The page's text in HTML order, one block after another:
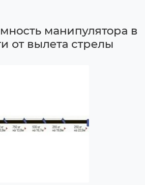
манипулятора в
от вылета стрелы